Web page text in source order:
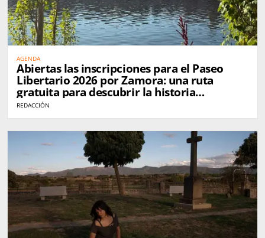
AGENDA
Abiertas las inscripciones para el Paseo
Libertario 2026 por Zamora: una ruta
gratuita para descubrir la historia
anarquista de la ciudad
REDACCIÓN